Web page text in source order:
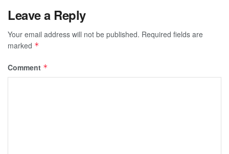
Leave a Reply
Your email address will not be published. Required fields are
marked *
Comment *